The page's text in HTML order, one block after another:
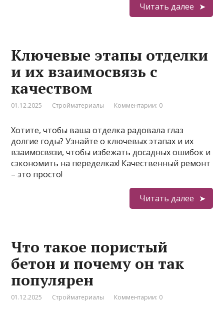
Читать далее
Ключевые этапы отделки
и их взаимосвязь с
качеством
01.12.2025 Стройматериалы Комментарии: 0
Хотите, чтобы ваша отделка радовала глаз
долгие годы? Узнайте о ключевых этапах и их
взаимосвязи, чтобы избежать досадных ошибок и
сэкономить на переделках! Качественный ремонт
– это просто!
Читать далее
Что такое пористый
бетон и почему он так
популярен
01.12.2025 Стройматериалы Комментарии: 0